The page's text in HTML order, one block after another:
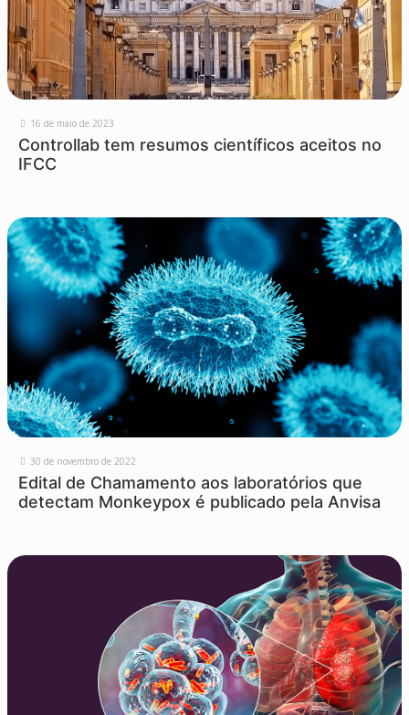
16 de maio de 2023
Controllab tem resumos científicos aceitos no
IFCC
30 de novembro de 2022
Edital de Chamamento aos laboratórios que
detectam Monkeypox é publicado pela Anvisa